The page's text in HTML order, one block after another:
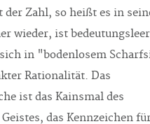
der Zahl, so heißt es in
wieder, ist
in "bodenlosem
Rationalität. Das
ist das Kainsmal des
das Kennzeichen